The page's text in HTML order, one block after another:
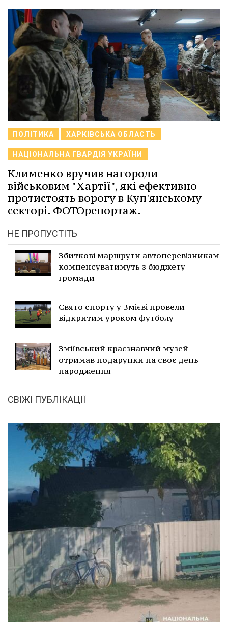
ПОЛІТИКА ХАРКІВСЬКА ОБЛАСТЬ
НАЦІОНАЛЬНА ГВАРДІЯ УКРАЇНИ
Клименко вручив нагороди
військовим "Хартії", які ефективно
протистоять ворогу в Куп'янському
секторі. ФОТОрепортаж.
НЕ ПРОПУСТІТЬ
Збиткові маршрути автоперевізникам
компенсуватимуть з бюджету
громади
Свято спорту у Змієві провели
відкритим уроком футболу
Зміївський краєзнавчий музей
отримав подарунки на своє день
народження
СВІЖІ ПУБЛІКАЦІЇ